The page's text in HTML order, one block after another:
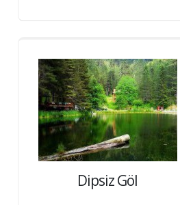
Dipsiz Göl